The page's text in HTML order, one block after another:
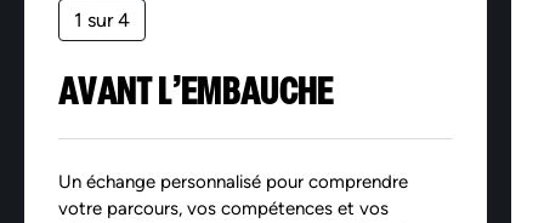
1 sur 4
AVANT L’EMBAUCHE
Un échange personnalisé pour comprendre
votre parcours, vos compétences et vos